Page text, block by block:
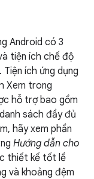
Android có 3
tiện ích chế độ
ích ứng dụng
Xem trong
hỗ trợ bao gồm
sách đầy đủ
hãy xem phần
Hướng dẫn cho
thiết kế tốt lề
và khoảng đệm